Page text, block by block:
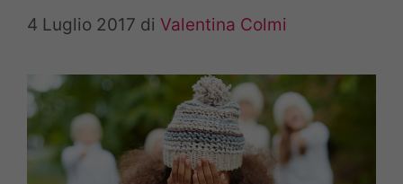
4 Luglio 2017 di Valentina Colmi